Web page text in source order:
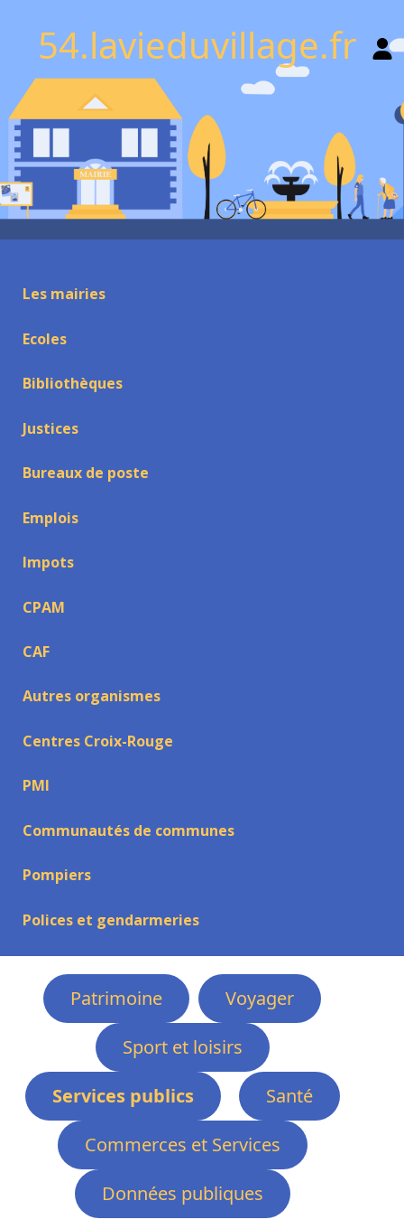
54.lavieduvillage.fr
Les mairies
Ecoles
Bibliothèques
Justices
Bureaux de poste
Emplois
Impots
CPAM
CAF
Autres organismes
Centres Croix-Rouge
PMI
Communautés de communes
Pompiers
Polices et gendarmeries
Patrimoine
Voyager
Sport et loisirs
Services publics
Santé
Commerces et Services
Données publiques